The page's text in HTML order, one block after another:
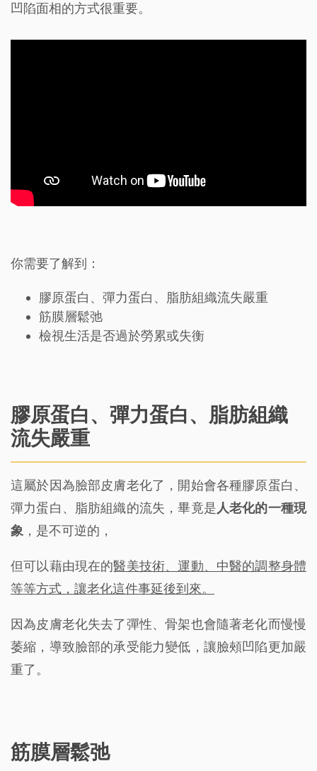
凹陷面相的方式很重要。
你需要了解到：
膠原蛋白、彈力蛋白、脂肪組織流失嚴重
筋膜層鬆弛
檢視生活是否過於勞累或失衡
膠原蛋白、彈力蛋白、脂肪組織
流失嚴重
這屬於因為臉部皮膚老化了，開始會各種膠原蛋白、
彈力蛋白、脂肪組織的流失，畢竟是人老化的一種現
象 ，是不可逆的，
但可以藉由現在的醫美技術、運動、中醫的調整身體
等等方式，讓老化這件事延後到來。
因為皮膚老化失去了彈性、骨架也會隨著老化而慢慢
萎縮，導致臉部的承受能力變低，讓臉頰凹陷更加嚴
重了。
筋膜層鬆弛